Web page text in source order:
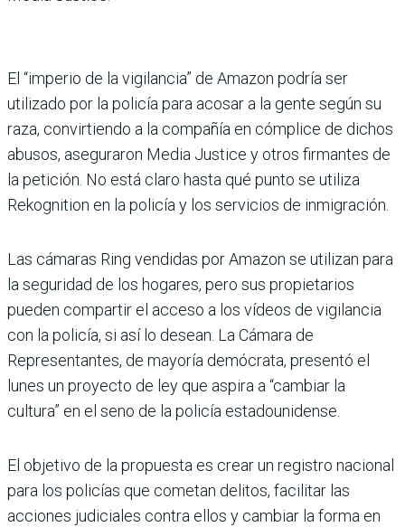
El “imperio de la vigilancia” de Amazon podría ser
utilizado por la policía para acosar a la gente según su
raza, convirtiendo a la compañía en cómplice de dichos
abusos, aseguraron Media Justice y otros firmantes de
la petición. No está claro hasta qué punto se utiliza
Rekognition en la policía y los servicios de inmigración.
Las cámaras Ring vendidas por Amazon se utilizan para
la seguridad de los hogares, pero sus propietarios
pueden compartir el acceso a los vídeos de vigilancia
con la policía, si así lo desean. La Cámara de
Representantes, de mayoría demócrata, presentó el
lunes un proyecto de ley que aspira a “cambiar la
cultura” en el seno de la policía estadounidense.
El objetivo de la propuesta es crear un registro nacional
para los policías que cometan delitos, facilitar las
acciones judiciales contra ellos y cambiar la forma en